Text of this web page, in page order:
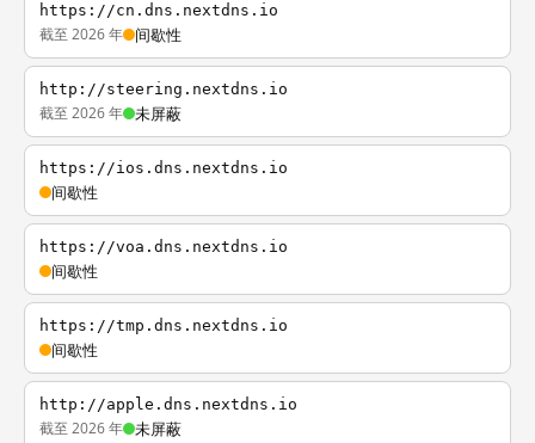
https://cn.dns.nextdns.io
截至 2026 年 间歇性
http://steering.nextdns.io
截至 2026 年 未屏蔽
https://ios.dns.nextdns.io
间歇性
https://voa.dns.nextdns.io
间歇性
https://tmp.dns.nextdns.io
间歇性
http://apple.dns.nextdns.io
截至 2026 年 未屏蔽